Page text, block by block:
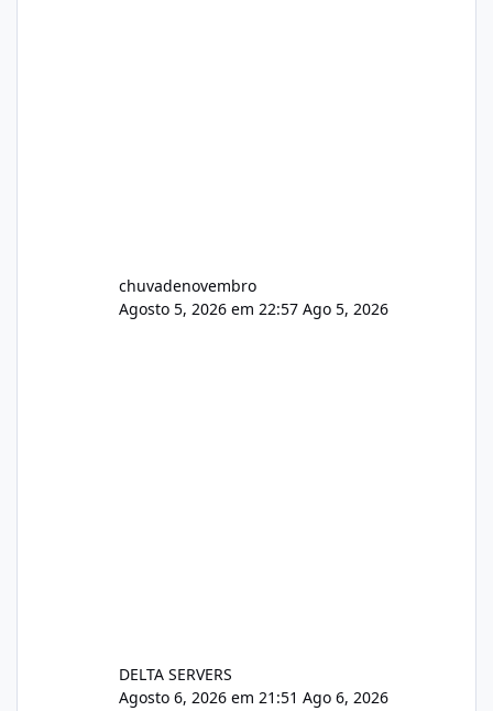
chuvadenovembro
Agosto 5, 2026 em 22:57 Ago 5, 2026
DELTA SERVERS
Agosto 6, 2026 em 21:51 Ago 6, 2026